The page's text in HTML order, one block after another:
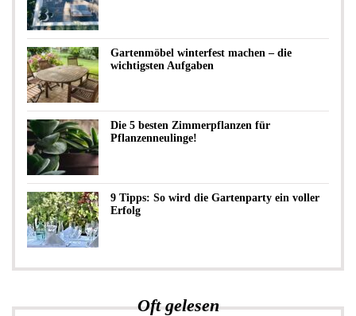
Gartenmöbel winterfest machen – die
wichtigsten Aufgaben
Die 5 besten Zimmerpflanzen für
Pflanzenneulinge!
9 Tipps: So wird die Gartenparty ein voller
Erfolg
Oft gelesen